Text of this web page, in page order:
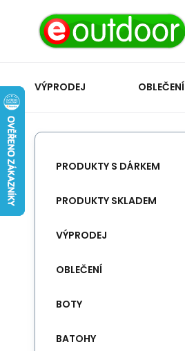
VÝPRODEJ OBLEČENÍ
PRODUKTY S DÁRKEM
PRODUKTY SKLADEM
VÝPRODEJ
OBLEČENÍ
BOTY
BATOHY